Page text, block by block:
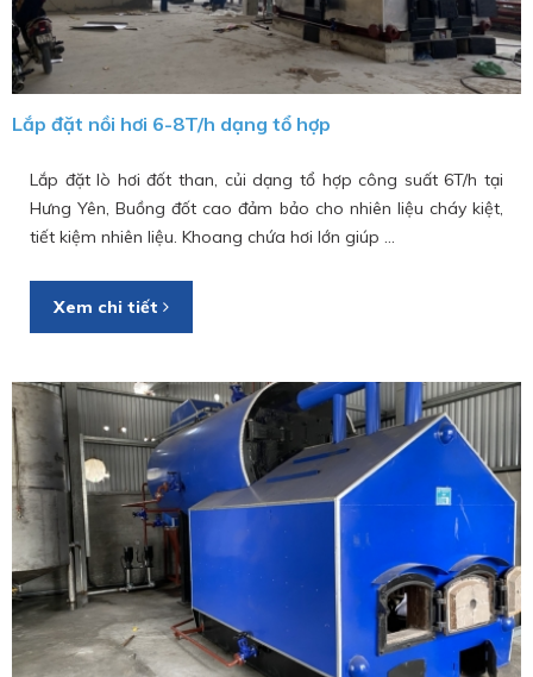
Lắp đặt nồi hơi 6-8T/h dạng tổ hợp
Lắp đặt lò hơi đốt than, củi dạng tổ hợp công suất 6T/h tại
Hưng Yên, Buồng đốt cao đảm bảo cho nhiên liệu cháy kiệt,
tiết kiệm nhiên liệu. Khoang chứa hơi lớn giúp ...
Xem chi tiết